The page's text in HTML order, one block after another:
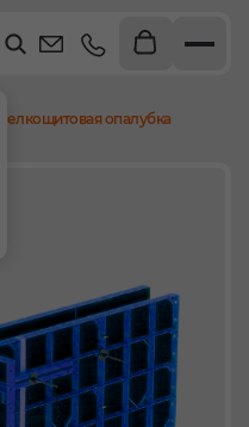
Мелкощитовая опалубка